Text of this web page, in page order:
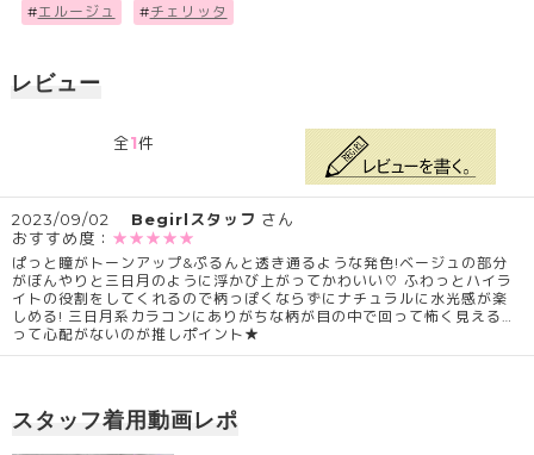
#エルージュ #チェリッタ
レビュー
全1件
2023/09/02 Begirlスタッフ さん
おすすめ度： ★★★★★
ぱっと瞳がトーンアップ&ぷるんと透き通るような発色!ベージュの部分
がぼんやりと三日月のように浮かび上がってかわいい♡ ふわっとハイラ
イトの役割をしてくれるので柄っぽくならずにナチュラルに水光感が楽
しめる! 三日月系カラコンにありがちな柄が目の中で回って怖く見える…
って心配がないのが推しポイント★
スタッフ着用動画レポ